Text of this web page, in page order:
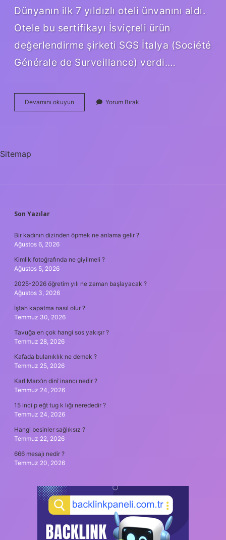
Dünyanın ilk 7 yıldızlı oteli ünvanını aldı.
Otele bu sertifikayı İsviçreli ürün
değerlendirme şirketi SGS İtalya (Société
Générale de Surveillance) verdi.…
Devamını okuyun
7
Yorum Bırak
Sitemap
SIDEBAR
Son Yazılar
Bir kadının dizinden öpmek ne anlama gelir ?
Ağustos 6, 2026
Kimlik fotoğrafında ne giyilmeli ?
Ağustos 5, 2026
2025-2026 öğretim yılı ne zaman başlayacak ?
Ağustos 3, 2026
İştah kapatma nasıl olur ?
Temmuz 30, 2026
Tavuğa en çok hangi sos yakışır ?
Temmuz 28, 2026
Kafada bulanıklık ne demek ?
Temmuz 25, 2026
Karl Marx’ın dinî inancı nedir ?
Temmuz 24, 2026
15 inci p eğt tug k lığı nerededir ?
Temmuz 24, 2026
Hangi besinler sağlıksız ?
Temmuz 22, 2026
666 mesajı nedir ?
Temmuz 20, 2026